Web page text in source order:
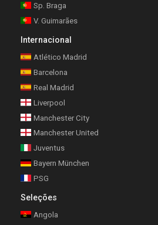
Sp. Braga
V. Guimarães
Internacional
Atlético Madrid
Barcelona
Real Madrid
Liverpool
Manchester City
Manchester United
Juventus
Bayern München
PSG
Seleções
Angola